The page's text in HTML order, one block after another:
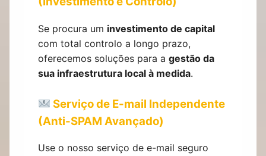
Se procura um investimento de capital
com total controlo a longo prazo,
oferecemos soluções para a gestão da
sua infraestrutura local à medida.
Serviço de E-mail Independente
(Anti-SPAM Avançado)
Use o nosso serviço de e-mail seguro